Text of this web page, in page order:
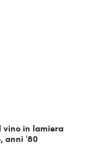
vino in lamiera
anni '80